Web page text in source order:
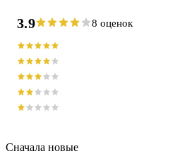
3.9 8 оценок
Сначала новые